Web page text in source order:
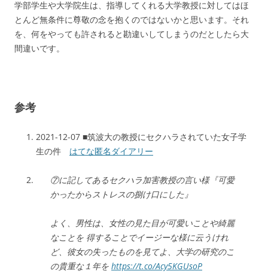
学部学生や大学院生は、指導してくれる大学教授に対してはほ
とんど無条件に尊敬の念を抱くのではないかと思います。それ
を、何をやっても許されると勘違いしてしまうのだとしたら大
間違いです。
参考
2021-12-07 ■筑波大の教授にセクハラされていた女子学
生の件 はてな匿名ダイアリー
⑦に記してあるセクハラ加害教授の言い様『可愛
かったからストレスの捌け口にした』
よく、男性は、女性の見た目が可愛いことや綺麗
なことを 得することでイージーな様に云うけれ
ど、彼女の失ったものを見てよ、大学の研究のこ
の貴重な１年を https://t.co/Acy5KGUsoP